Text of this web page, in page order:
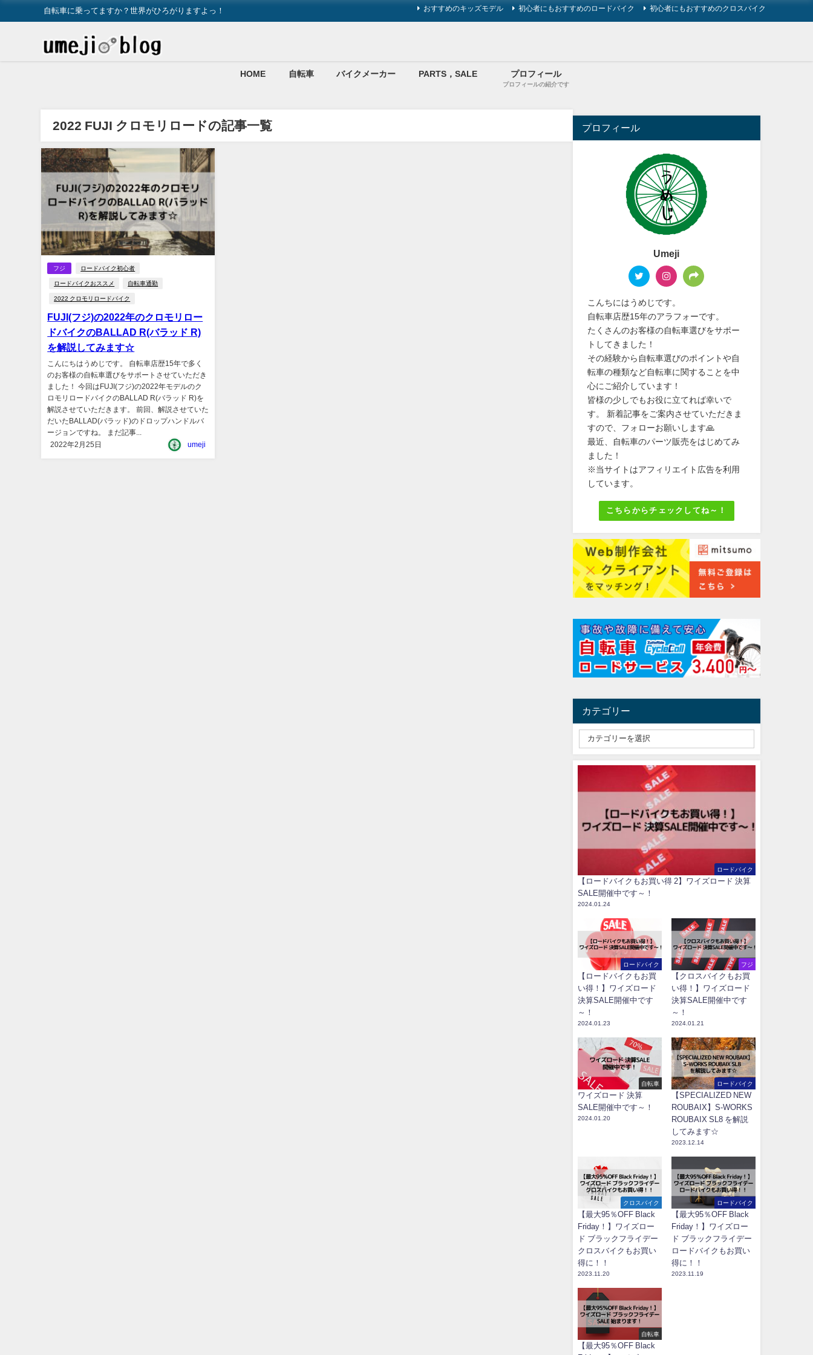
自転車に乗ってますか？世界がひろがりますよっ！ おすすめのキッズモデル 初心者にもおすすめのロードバイク 初心者にもおすすめのクロスバイク
HOME 自転車 バイクメーカー PARTS，SALE プロフィール
プロフィールの紹介です
2022 FUJI クロモリロードの記事一覧
フジ ロードバイク初心者
ロードバイクおススメ 自転車通勤
2022 クロモリロードバイク
FUJI(フジ)の2022年のクロモリロー
ドバイクのBALLAD R(バラッド R)
を解説してみます☆
こんにちはうめじです。 自転車店歴15年で多く
のお客様の自転車選びをサポートさせていただき
ました！ 今回はFUJI(フジ)の2022年モデルのク
ロモリロードバイクのBALLAD R(バラッド R)を
解説させていただきます。 前回、解説させていた
だいたBALLAD(バラッド)のドロップハンドルバ
ージョンですね。 まだ記事...
2022年2月25日
umeji
プロフィール
Umeji
こんちにはうめじです。
自転車店歴15年のアラフォーです。
たくさんのお客様の自転車選びをサポー
トしてきました！
その経験から自転車選びのポイントや自
転車の種類など自転車に関することを中
心にご紹介しています！
皆様の少しでもお役に立てれば幸いで
す。 新着記事をご案内させていただきま
すので、フォローお願いします🙏
最近、自転車のパーツ販売をはじめてみ
ました！
※当サイトはアフィリエイト広告を利用
しています。
こちらからチェックしてね～！
カテゴリー
ロードバイク
【ロードバイクもお買い得 2】ワイズロード 決算
SALE開催中です～！
2024.01.24
ロードバイク
【ロードバイクもお買
い得！】ワイズロード
決算SALE開催中です
～！
2024.01.23
フジ
【クロスバイクもお買
い得！】ワイズロード
決算SALE開催中です
～！
2024.01.21
自転車
ワイズロード 決算
SALE開催中です～！
2024.01.20
ロードバイク
【SPECIALIZED NEW
ROUBAIX】S-WORKS
ROUBAIX SL8 を解説
してみます☆
2023.12.14
クロスバイク
【最大95％OFF Black
Friday！】ワイズロー
ド ブラックフライデー
クロスバイクもお買い
得に！！
2023.11.20
ロードバイク
【最大95％OFF Black
Friday！】ワイズロー
ド ブラックフライデー
ロードバイクもお買い
得に！！
2023.11.19
自転車
【最大95％OFF Black